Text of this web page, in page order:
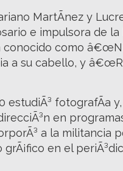
MartÃ­nez y
e impulsora de
conocido como
a su cabello, y
fotografÃ­a
en
a la militancia
en el